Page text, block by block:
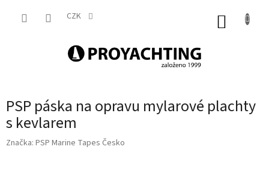
CZK
PSP páska na opravu mylarové plachty
s kevlarem
Značka: PSP Marine Tapes Česko